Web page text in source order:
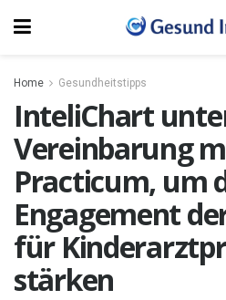
Home Gesundheitstipps
InteliChart
Vereinbarung
Practicum, um
Engagement
für
stärken